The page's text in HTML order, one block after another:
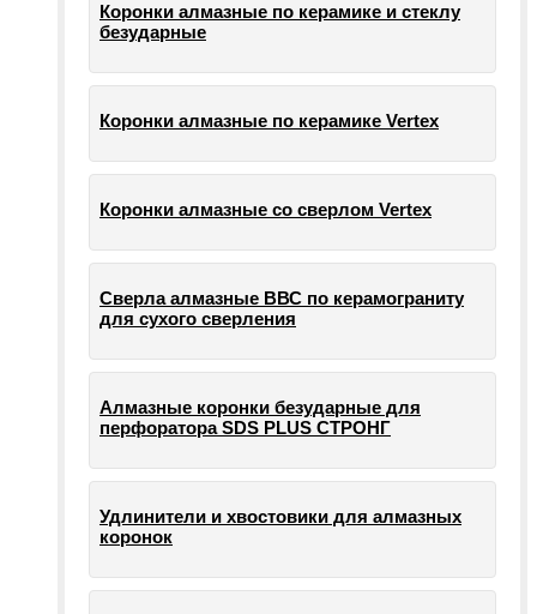
Коронки алмазные по керамике и стеклу
безударные
Коронки алмазные по керамике Vertex
Коронки алмазные со сверлом Vertex
Сверла алмазные ВВС по керамограниту
для сухого сверления
Алмазные коронки безударные для
перфоратора SDS PLUS СТРОНГ
Удлинители и хвостовики для алмазных
коронок